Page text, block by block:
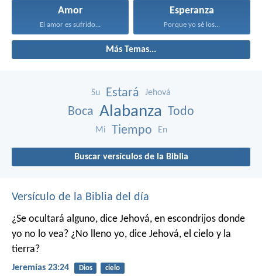
Amor
El amor es sufrido...
Esperanza
Porque yo sé los...
Más Temas...
Su Estará Jehová
Boca Alabanza Todo
Mi Tiempo En
Buscar versículos de la Biblia
Versículo de la Biblia del día
¿Se ocultará alguno, dice Jehová, en escondrijos donde
yo no lo vea? ¿No lleno yo, dice Jehová, el cielo y la
tierra?
Jeremías 23:24 Dios cielo